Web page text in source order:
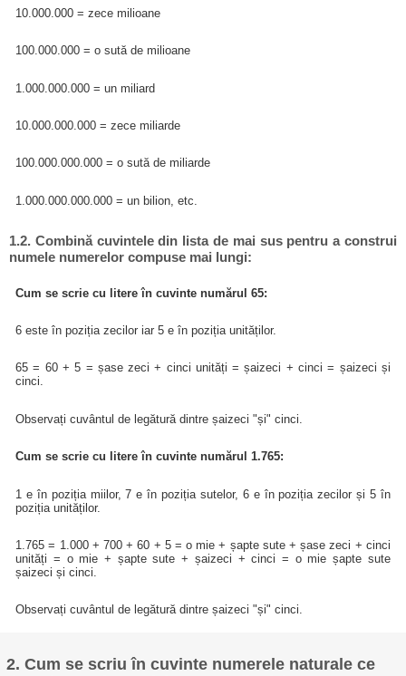
10.000.000 = zece milioane
100.000.000 = o sută de milioane
1.000.000.000 = un miliard
10.000.000.000 = zece miliarde
100.000.000.000 = o sută de miliarde
1.000.000.000.000 = un bilion, etc.
1.2. Combină cuvintele din lista de mai sus pentru a construi
numele numerelor compuse mai lungi:
Cum se scrie cu litere în cuvinte numărul 65:
6 este în poziția zecilor iar 5 e în poziția unităților.
65 = 60 + 5 = șase zeci + cinci unități = șaizeci + cinci = șaizeci și
cinci.
Observați cuvântul de legătură dintre șaizeci "și" cinci.
Cum se scrie cu litere în cuvinte numărul 1.765:
1 e în poziția miilor, 7 e în poziția sutelor, 6 e în poziția zecilor și 5 în
poziția unităților.
1.765 = 1.000 + 700 + 60 + 5 = o mie + șapte sute + șase zeci + cinci
unități = o mie + șapte sute + șaizeci + cinci = o mie șapte sute
șaizeci și cinci.
Observați cuvântul de legătură dintre șaizeci "și" cinci.
2. Cum se scriu în cuvinte numerele naturale ce